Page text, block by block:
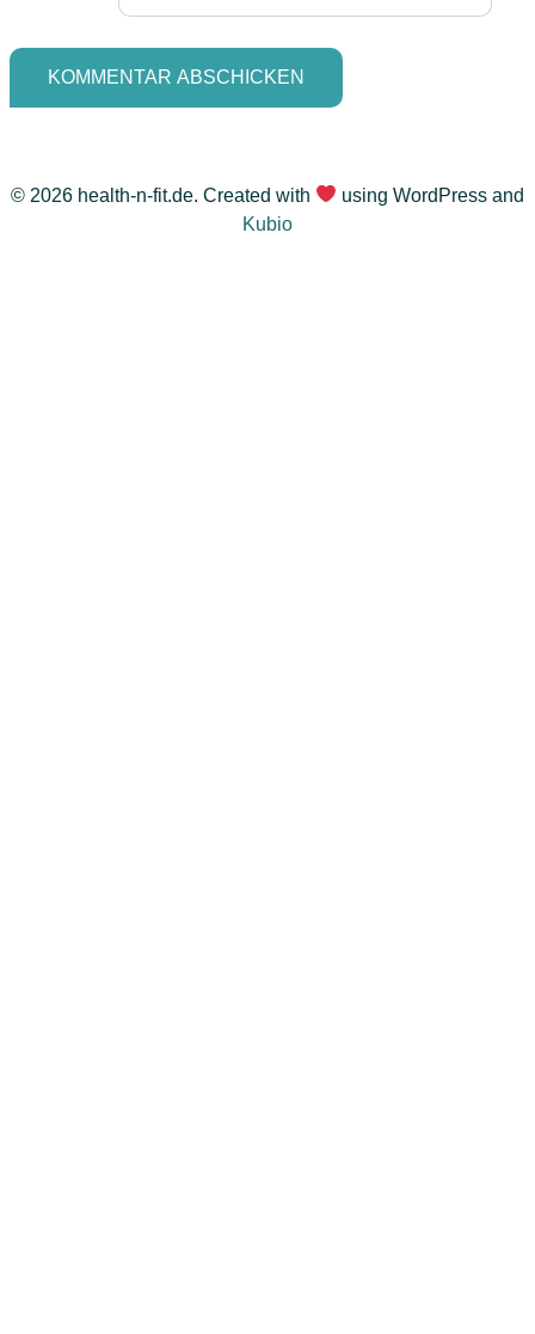
© 2026 health-n-fit.de. Created with
using WordPress and
Kubio